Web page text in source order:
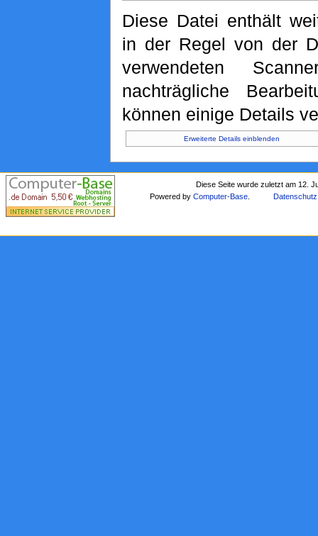
Diese Datei enthält
in der Regel von der
verwendeten
nachträgliche
können einige Details
Erweiterte Details einblenden
Diese Seite wurde zuletzt am 12.
Powered byComputer-Base Datenschutz